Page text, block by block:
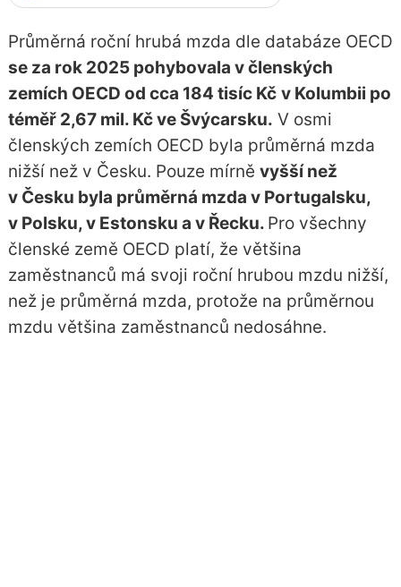
Průměrná roční hrubá mzda dle databáze OECD
se za rok 2025 pohybovala v členských
zemích OECD od cca 184 tisíc Kč v Kolumbii po
téměř 2,67 mil. Kč ve Švýcarsku. V osmi
členských zemích OECD byla průměrná mzda
nižší než v Česku. Pouze mírně vyšší než
v Česku byla průměrná mzda v Portugalsku,
v Polsku, v Estonsku a v Řecku. Pro všechny
členské země OECD platí, že většina
zaměstnanců má svoji roční hrubou mzdu nižší,
než je průměrná mzda, protože na průměrnou
mzdu většina zaměstnanců nedosáhne.